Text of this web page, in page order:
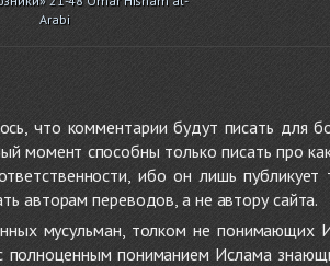
Arabi
что комментарии будут писать для
момент способны только писать про
ибо он лишь
авторам переводов, а не автору сайта.
мусульман, толком не понимающих
полноценным пониманием Ислама